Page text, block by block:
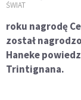
Grał m.in. w
Vadis"
ŚWIAT
roku nagrodę
został
Haneke
Trintignana.